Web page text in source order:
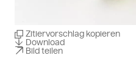
Zitiervorschlag kopieren
Download
Bild teilen